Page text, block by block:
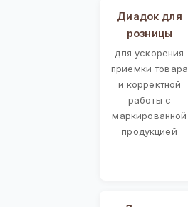
Диадок для
розницы
для ускорения
приемки товара
и корректной
работы с
маркированной
продукцией